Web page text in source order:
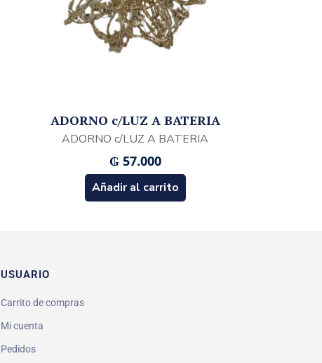
ADORNO c/LUZ A BATERIA
ADORNO c/LUZ A BATERIA
₲57.000
Añadir al carrito
USUARIO
Carrito de compras
Mi cuenta
Pedidos